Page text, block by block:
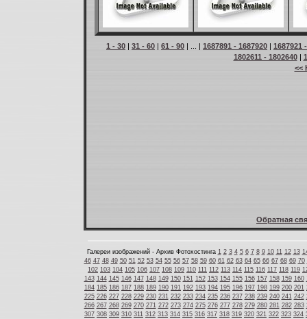
1 - 30 | 31 - 60 | 61 - 90 | ... | 1687891 - 1687920 | 1687921
1802611 - 1802640|
<<
Обратная
Галереи изображений - Архив Фотохостинга 1 2 3 4 5 6 7 8 9 10 11 12 13
46 47 48 49 50 51 52 53 54 55 56 57 58 59 60 61 62 63 64 65 66 67 68 69 70
102 103 104 105 106 107 108 109 110 111 112 113 114 115 116 117 118 119
143 144 145 146 147 148 149 150 151 152 153 154 155 156 157 158 159 160
184 185 186 187 188 189 190 191 192 193 194 195 196 197 198 199 200 201
225 226 227 228 229 230 231 232 233 234 235 236 237 238 239 240 241 242
266 267 268 269 270 271 272 273 274 275 276 277 278 279 280 281 282 283
307 308 309 310 311 312 313 314 315 316 317 318 319 320 321 322 323 324